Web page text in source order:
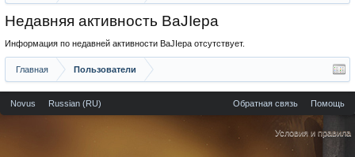
Недавняя активность BaJIepa
Информация по недавней активности BaJIepa отсутствует.
Главная Пользователи
Novus Russian (RU) Обратная связь Помощь
Условия и правила